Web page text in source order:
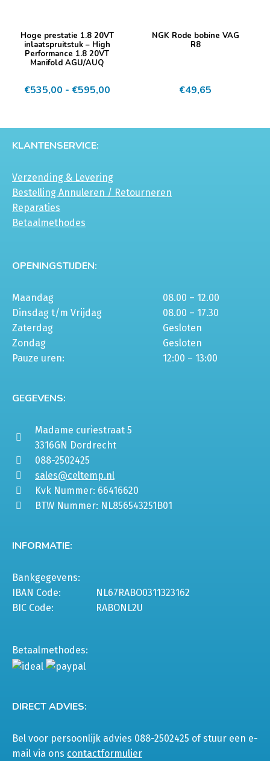
product
heeft
variaties.
gekozen
op
de
productpagina
Hoge prestatie 1.8 20VT
inlaatspruitstuk – High
Performance 1.8 20VT
Manifold AGU/AUQ
€535,00 - €595,00Prijsklasse:
NGK Rode bobine VAG
R8
€49,65
KLANTENSERVICE:
Verzending & Levering
Bestelling Annuleren / Retourneren
Reparaties
Betaalmethodes
OPENINGSTIJDEN:
Maandag
08.00 – 12.00
Dinsdag t/m Vrijdag
08.00 – 17.30
Zaterdag
Gesloten
Zondag
Gesloten
Pauze uren:
12:00 – 13:00
GEGEVENS:
Madame curiestraat 5
3316GN Dordrecht
088-2502425
sales@celtemp.nl
Kvk Nummer: 66416620
BTW Nummer: NL856543251B01
INFORMATIE:
Bankgegevens:
IBAN Code:
NL67RABO0311323162
BIC Code:
RABONL2U
Betaalmethodes:
DIRECT ADVIES:
Bel voor persoonlijk advies 088-2502425 of stuur een e-
mail via ons contactformulier